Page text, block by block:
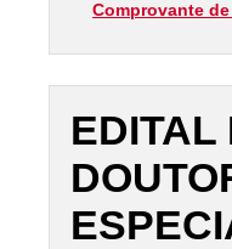
Comprovante
EDITAL